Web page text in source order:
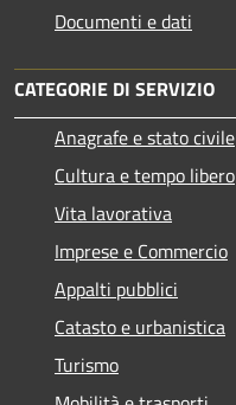
Documenti e dati
CATEGORIE DI SERVIZIO
Anagrafe e stato civile
Cultura e tempo libero
Vita lavorativa
Imprese e Commercio
Appalti pubblici
Catasto e urbanistica
Turismo